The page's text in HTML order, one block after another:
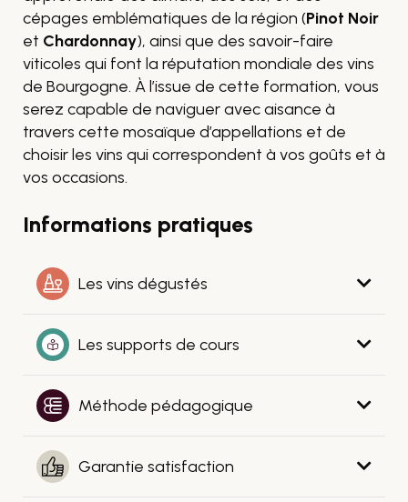
cépages emblématiques de la région (Pinot Noir
et Chardonnay), ainsi que des savoir-faire
viticoles qui font la réputation mondiale des vins
de Bourgogne. À l’issue de cette formation, vous
serez capable de naviguer avec aisance à
travers cette mosaïque d’appellations et de
choisir les vins qui correspondent à vos goûts et à
vos occasions.
Informations pratiques
Les vins dégustés
Les supports de cours
Méthode pédagogique
Garantie satisfaction